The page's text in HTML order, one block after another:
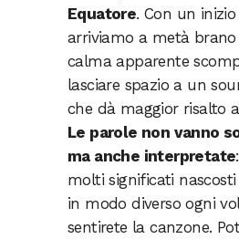
Equatore. Con un
arriviamo a metà
calma apparente
lasciare spazio a un
che dà maggior risalto
Le parole non vanno
ma anche interpretate
molti significati
in modo diverso ogni
sentirete la canzone.